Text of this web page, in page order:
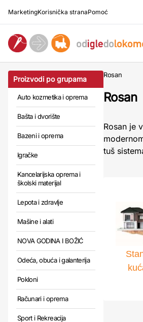
MarketingKorisnička stranaPomoć
Proizvodi po grupama
Auto kozmetika i oprema
Bašta i dvorište
Bazeni i oprema
Igračke
Kancelarijska oprema i
školski materijal
Lepota i zdravlje
Mašine i alati
NOVA GODINA I BOŽIĆ
Odeća, obuća i galanterija
Pokloni
Računari i oprema
Sport i Rekreacija
Rosan
Rosan
Rosan je
tuš